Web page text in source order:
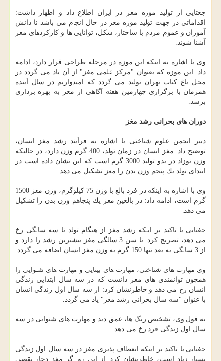
جغتایی از تولید موزه مغز در ایران اطلاع داد و اظهار داشت:
اقداماتی در جهت تولید موزه مغز در حال انجام می باشد تا دانش
آموزان و عموم مردم با ساختار، شكل، توانایی ها و كاركردهای مغز
آشنا شوند.
وی با اشاره به اینكه این موزه در مرحله طراحی قرار دارد، ادامه
داد: این موزه كه بعنوان "مركز علمی مغز" از آن یاد می گردد در
محل باغ كتاب تهران تولید می گردد كه امیدواریم در سال آینده
همزمان با برگزاری چهارمین هفته آگاهی از مغز به بهره برداری
برسد.
دوران های بحرانی رشد مغز
دبیر انجمن علوم شناختی با اشاره به فرآیند رشد مغز انسان،
توضیح داد: مغز انسان در زمان تولد، 400 گرم وزن دارد، در حالیكه
وزن نوزاد در بدو تولید 3000 گرم است كه این نشان داده است در
ابتدای تولد یك پنجم وزن بدن را مغز تشكیل می دهد.
وی با اشاره به اینكه در فرد بالغ با وزن 75 كیلوگرم، وزن مغز 1500
گرم است، ادامه داد: در بالغین مغز یك پنجاهم وزن بدن را تشكیل
می دهد.
جغتایی با تاكید بر اینكه رشد مغز از هنگام تولد تا سه سالگی رخ
می دهد، تصریح كرد: تا سن 3 سالگی مغز بیشترین رشد را دارد و
از 3 سالگی به بعد تنها 150 گرم به وزن مغز انسان اضافه می گردد.
وی مهارت های شناختی، مهارت های بینایی و مهارت های شنوایی را
همچون توانمندی های مغز دانست كه در سه سال ابتدایی زندگی
انسان رخ می دهد و خاطرنشان كرد: از سه سال اول زندگی انسان
با عنوان "سه سال بحرانی رشد مغز" یاد می گردد.
به قول وی، تشخیص رنگ ها، عمق دید و مهارت های شنوایی در سه
سال اول زندگی فرد رخ می دهد.
جغتایی با تاكید بر اینكه انعطاف پذیری مغز در سه سال اول زندگی
بسیار زیاد است، خاطرنشان كرد: از این رو اگر مغز دچار نقصی